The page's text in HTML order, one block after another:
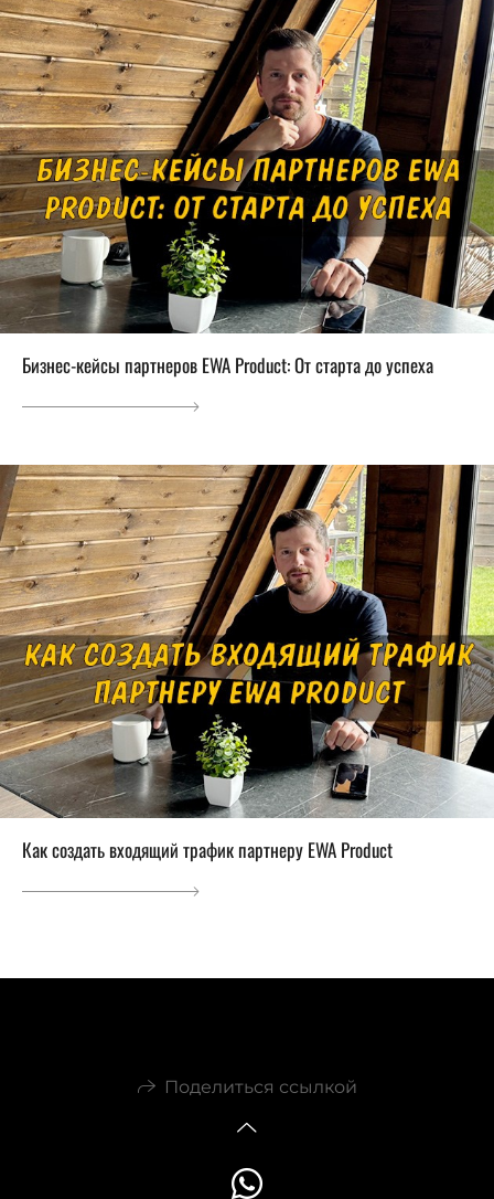
Бизнес-кейсы партнеров EWA Product: От старта до успеха
Как создать входящий трафик партнеру EWA Product
Поделиться ссылкой